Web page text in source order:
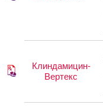
Клиндамицин-
Вертекс